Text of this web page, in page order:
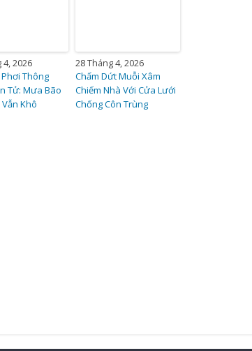
4, 2026
Thông
Tử: Mưa Bão
Khô
28 Tháng 4, 2026
Chấm Dứt Muỗi Xâm
Chiếm Nhà Với Cửa Lưới
Chống Côn Trùng